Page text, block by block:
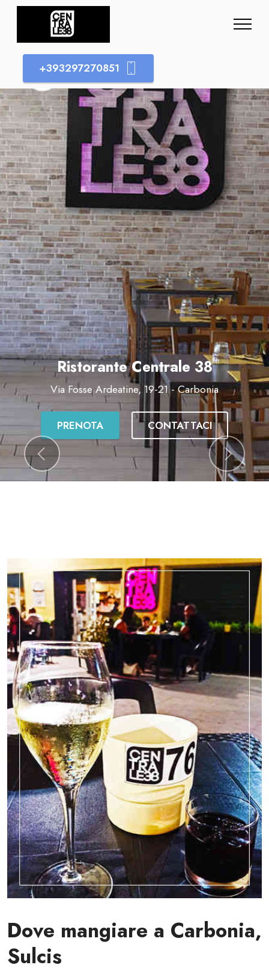
+393297270851
Ristorante Centrale 38
Via Fosse Ardeatine, 19-21 - Carbonia
PRENOTA CONTATTACI
Precedente
Dove mangiare a Carbonia,
Sulcis